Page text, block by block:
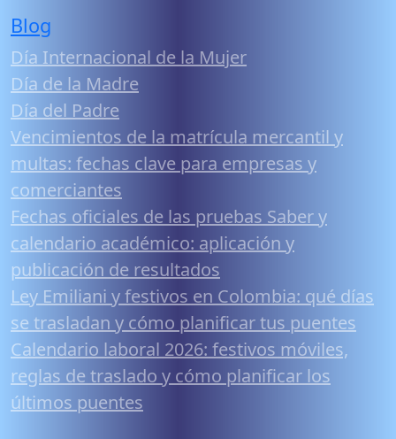
Blog
Día Internacional de la Mujer
Día de la Madre
Día del Padre
Vencimientos de la matrícula mercantil y
multas: fechas clave para empresas y
comerciantes
Fechas oficiales de las pruebas Saber y
calendario académico: aplicación y
publicación de resultados
Ley Emiliani y festivos en Colombia: qué días
se trasladan y cómo planificar tus puentes
Calendario laboral 2026: festivos móviles,
reglas de traslado y cómo planificar los
últimos puentes